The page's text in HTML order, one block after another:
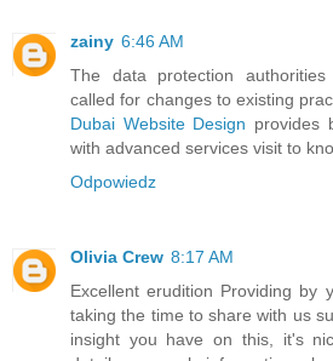
zainy 6:46 AM
The data protection
called for changes to existing
Dubai Website Design provides
with advanced services visit to
Odpowiedz
Olivia Crew 8:17 AM
Excellent erudition Providing by
taking the time to share with us
insight you have on this, it's